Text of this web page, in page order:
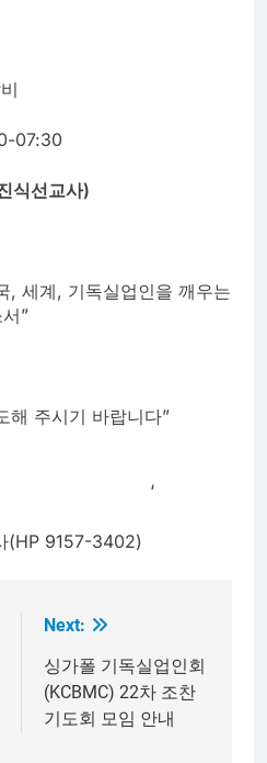
07:30
식선교사)
, 세계, 기독실업인을 깨우는
”
해 주시기 바랍니다”
‘
(HP 9157-3402)
Next:
싱가폴 기독실업인회
(KCBMC) 22차 조찬
기도회 모임 안내